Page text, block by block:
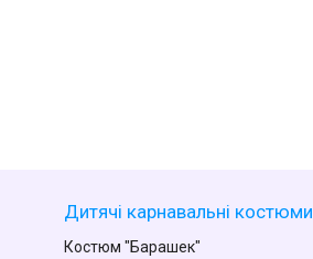
Дитячі карнавальні костюми
Костюм "Барашек"